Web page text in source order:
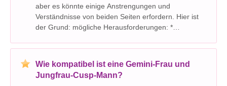
aber es könnte einige Anstrengungen und
Verständnisse von beiden Seiten erfordern. Hier ist
der Grund: mögliche Herausforderungen: *
extrovertiert und ausdrucksstark, während Virgos
Wie kompatibel ist eine Gemini-Frau und
Jungfrau-Cusp-Mann?